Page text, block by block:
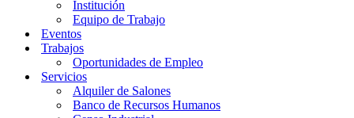
Institución
Equipo de Trabajo
Eventos
Trabajos
Oportunidades de Empleo
Servicios
Alquiler de Salones
Banco de Recursos Humanos